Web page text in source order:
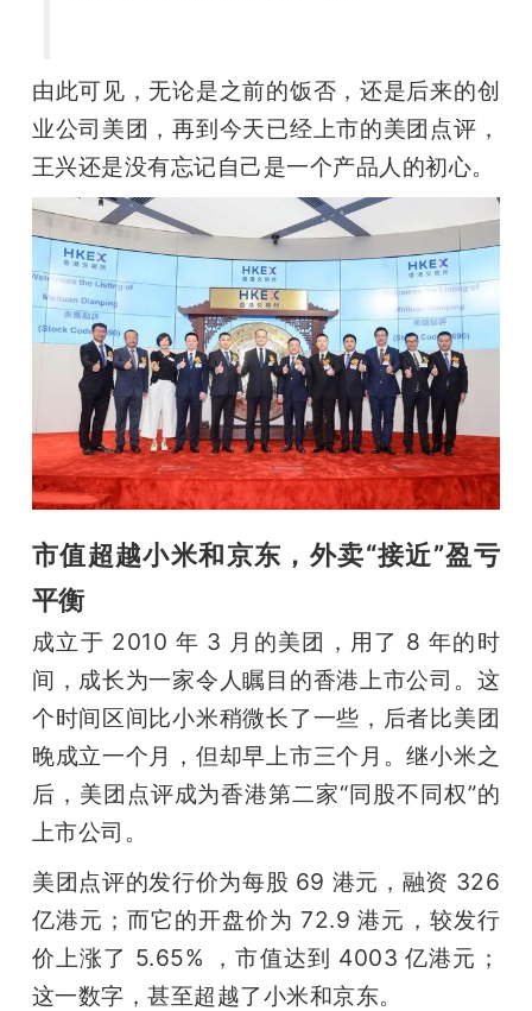
动
心
GAIR
专
题
爱
搞
机
由此可见，无论是之前的饭否，还是后来的创
业公司美团，再到今天已经上市的美团点评，
王兴还是没有忘记自己是一个产品人的初心。
市值超越小米和京东，外卖“接近”盈亏
平衡
成立于 2010 年 3 月的美团，用了 8 年的时
间，成长为一家令人瞩目的香港上市公司。这
个时间区间比小米稍微长了一些，后者比美团
晚成立一个月，但却早上市三个月。继小米之
后，美团点评成为香港第二家“同股不同权”的
上市公司。
美团点评的发行价为每股 69 港元，融资 326
亿港元；而它的开盘价为 72.9 港元，较发行
价上涨了 5.65% ，市值达到 4003 亿港元；
这一数字，甚至超越了小米和京东。